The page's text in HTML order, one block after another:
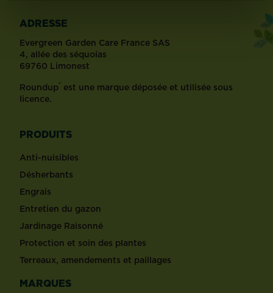
ADRESSE
Evergreen Garden Care France SAS
4, allée des séquoias
69760 Limonest
Roundup® est une marque déposée et utilisée sous
licence.
PRODUITS
Anti-nuisibles
Désherbants
Engrais
Entretien du gazon
Jardinage Raisonné
Protection et soin des plantes
Terreaux, amendements et paillages
MARQUES